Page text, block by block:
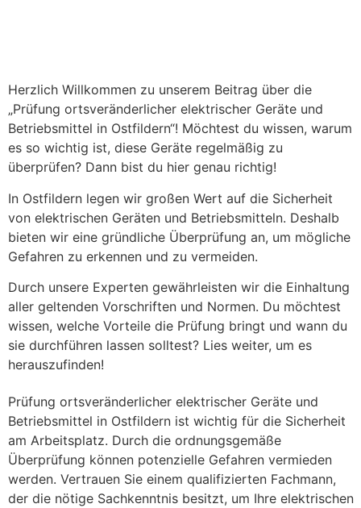
Herzlich Willkommen zu unserem Beitrag über die
„Prüfung ortsveränderlicher elektrischer Geräte und
Betriebsmittel in Ostfildern⁠“! Möchtest du wissen, warum
es so wichtig ist, diese Geräte regelmäßig zu
überprüfen? Dann bist du hier genau richtig!
In Ostfildern legen wir großen Wert auf die Sicherheit
von elektrischen Geräten und Betriebsmitteln. Deshalb
bieten wir eine gründliche Überprüfung an, um mögliche
Gefahren zu erkennen und zu vermeiden.
Durch unsere Experten gewährleisten wir die Einhaltung
aller geltenden Vorschriften und Normen. Du möchtest
wissen, welche Vorteile die Prüfung bringt und wann du
sie durchführen lassen solltest? Lies weiter, um es
herauszufinden!
Prüfung ortsveränderlicher elektrischer Geräte und
Betriebsmittel in Ostfildern⁠ ist wichtig für die Sicherheit
am Arbeitsplatz. Durch die ordnungsgemäße
Überprüfung können potenzielle Gefahren vermieden
werden. Vertrauen Sie einem qualifizierten Fachmann,
der die nötige Sachkenntnis besitzt, um Ihre elektrischen